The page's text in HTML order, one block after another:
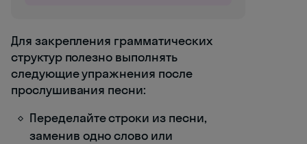
Для закрепления грамматических
структур полезно выполнять
следующие упражнения после
прослушивания песни:
Переделайте строки из песни,
заменив одно слово или